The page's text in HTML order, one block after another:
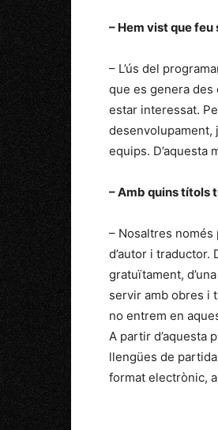
– Hem vist que
– L’ús del
que es genera des
estar interessat.
desenvolupament,
equips. D’aquesta
– Amb quins títols
– Nosaltres
d’autor i
gratuïtament,
servir amb obres i
no entrem en
A partir d’aquesta
llengües de
format electrònic,